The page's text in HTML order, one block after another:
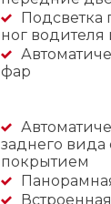
Подсветка
ног
фар
заднего
покрытием